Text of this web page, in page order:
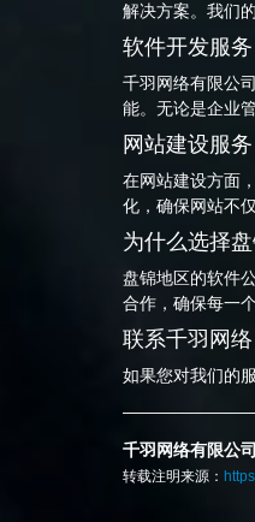
解决方案。我们
软件开发服务
千羽网络有限公
能。无论是企业
网站建设服务
在网站建设方面
化，确保网站不
为什么选择
盘锦地区的软件
合作，确保每一
联系千羽网络
如果您对我们的
千羽网络有限公
转载注明来源：